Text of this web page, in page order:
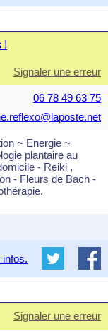
!
Signaler une erreur
06 78 49 63 75
~ Energie ~
plantaire au
- Reiki ,
- Fleurs de Bach -
infos.
Signaler une erreur